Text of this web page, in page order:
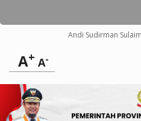
Andi Sudirman
A+ A-